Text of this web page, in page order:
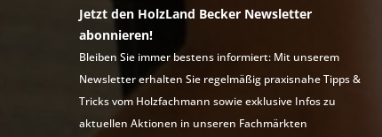
Jetzt den HolzLand Becker Newsletter
abonnieren!
Bleiben Sie immer bestens informiert: Mit unserem
Newsletter erhalten Sie regelmäßig praxisnahe Tipps &
Tricks vom Holzfachmann sowie exklusive Infos zu
aktuellen Aktionen in unseren Fachmärkten